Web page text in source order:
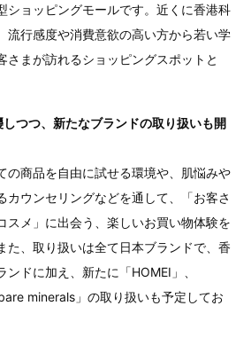
ショッピングモールです。近くに香港科
流行感度や消費意欲の高い方から若い学
さまが訪れるショッピングスポットと
つつ、新たなブランドの取り扱いも開
の商品を自由に試せる環境や、肌悩みや
カウンセリングなどを通して、「お客さ
スメ」に出会う、楽しいお買い物体験を
た、取り扱いは全て日本ブランドで、香
ドに加え、新たに「HOMEI」、
minerals」の取り扱いも予定してお